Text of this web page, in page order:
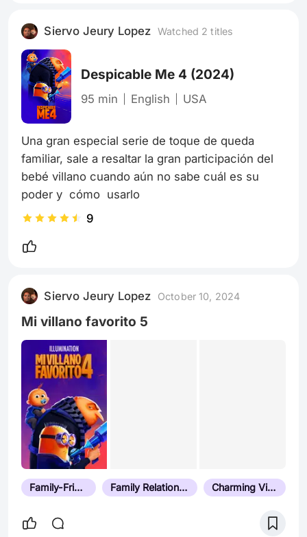
muerto”, entonces en esta mezcla veríamos a
Jackson y freddy kruger aterrorizar personas, y
vengan seres del más allá y salven a alg
Siervo Jeury Lopez Watched 2 titles
Despicable Me 4 (2024)
95 min English USA
Una gran especial serie de toque de queda
familiar, sale a resaltar la gran participación del
bebé villano cuando aún no sabe cuál es su
poder y  cómo  usarlo
9
Siervo Jeury Lopez October 10, 2024
Mi villano favorito 5
Family-Friendly Family Relationships Charming Villains